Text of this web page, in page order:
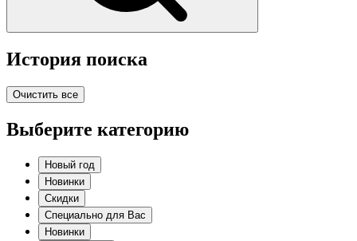
История поиска
Очистить все
Выберите категорию
Новый год
Новинки
Скидки
Специально для Вас
Новинки